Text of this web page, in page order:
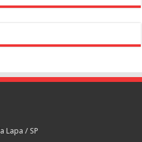
Lapa / SP